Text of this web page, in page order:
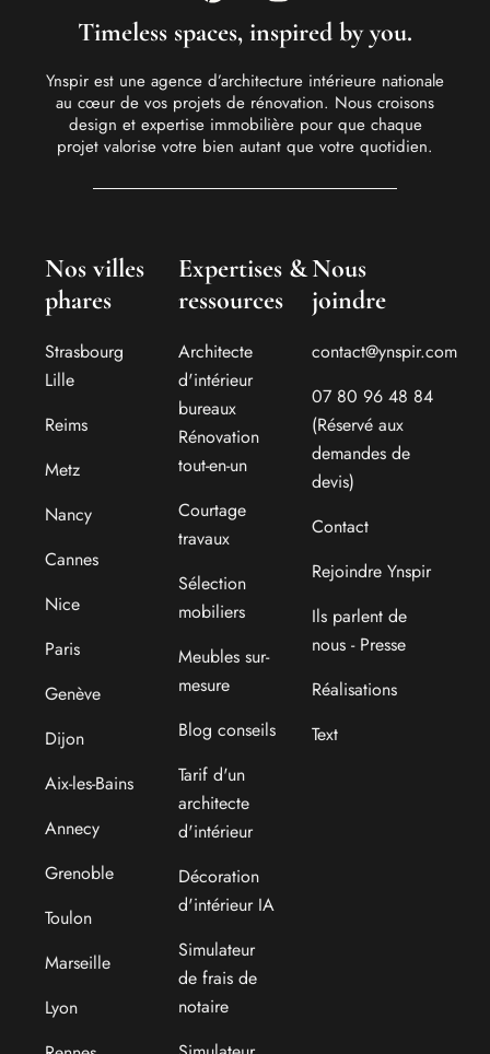
Timeless spaces, inspired by you.
Ynspir est une agence d’architecture intérieure nationale
au cœur de vos projets de rénovation. Nous croisons
design et expertise immobilière pour que chaque
projet valorise votre bien autant que votre quotidien.
Nos villes
phares
Strasbourg
Lille
Reims
Metz
Nancy
Cannes
Nice
Paris
Genève
Dijon
Aix-les-Bains
Annecy
Grenoble
Toulon
Marseille
Lyon
Expertises &
ressources
Architecte
d'intérieur
bureaux
Rénovation
tout-en-un
Courtage
travaux
Sélection
mobiliers
Meubles sur-
mesure
Blog conseils
Tarif d'un
architecte
d'intérieur
Décoration
d'intérieur IA
Simulateur
de frais de
notaire
Nous
joindre
contact@ynspir.com
07 80 96 48 84
(Réservé aux
demandes de
devis)
Contact
Rejoindre Ynspir
Ils parlent de
nous - Presse
Réalisations
Text